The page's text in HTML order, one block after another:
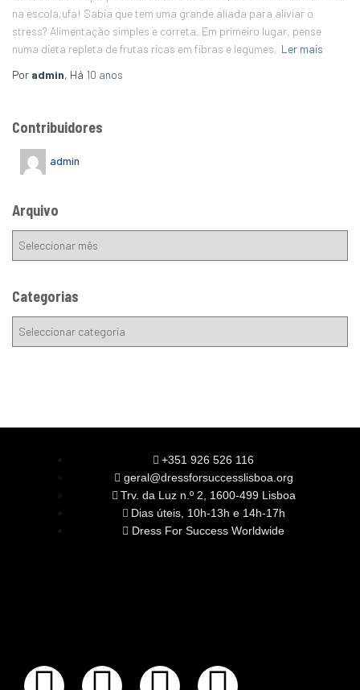
na escola,ufa! Sabia que tem uma grande aliada para aliviar o
stress? Alimentação simples e correta. Em primeiro lugar, pense
numa dieta repleta de frutas ricas em fibras e legumes, Ler mais
Por admin, Há 10 anos
Contribuidores
admin
Arquivo
Categorias
+351 926 526 116
geral@dressforsuccesslisboa.org
Trv. da Luz n.º 2, 1600-499 Lisboa
Dias úteis, 10h-13h e 14h-17h
Dress For Success Worldwide